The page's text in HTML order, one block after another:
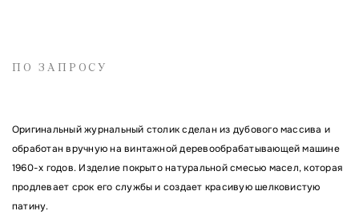
Электронная почта
Комментарий
ПО ЗАПРОСУ
Оригинальный журнальный столик сделан из дубового массива и
обработан вручную на винтажной деревообрабатывающей машине
1960-х годов. Изделие покрыто натуральной смесью масел, которая
продлевает срок его службы и создает красивую шелковистую
патину.